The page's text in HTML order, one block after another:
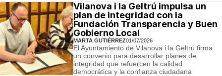
Vilanova i la Geltrú impulsa un
plan de integridad con la
Fundación Transparencia y Buen
Gobierno Local
MARTA GUTIÉRREZ01/07/2026
El Ayuntamiento de Vilanova i la Geltrú firma
un convenio para desarrollar planes de
integridad que refuercen la calidad
democrática y la confianza ciudadana